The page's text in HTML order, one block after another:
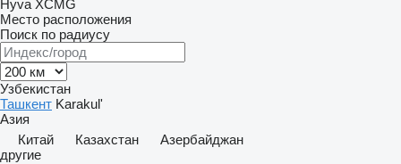
Hyva XCMG
Место расположения
Поиск по радиусу
Узбекистан
Ташкент Karakul'
Азия
Китай
Казахстан
Азербайджан
другие